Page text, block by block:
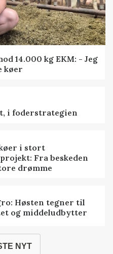
14.000 kg EKM: - Jeg
køer
i foderstrategien
i stort
Fra beskeden
drømme
Høsten tegner til
og middeludbytter
NYT